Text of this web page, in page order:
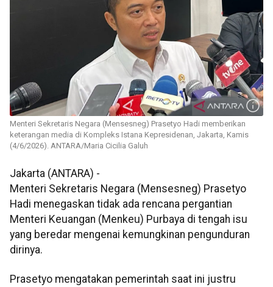
Menteri Sekretaris Negara (Mensesneg) Prasetyo Hadi memberikan
keterangan media di Kompleks Istana Kepresidenan, Jakarta, Kamis
(4/6/2026). ANTARA/Maria Cicilia Galuh
Jakarta (ANTARA) -
Menteri Sekretaris Negara (Mensesneg) Prasetyo
Hadi menegaskan tidak ada rencana pergantian
Menteri Keuangan (Menkeu) Purbaya di tengah isu
yang beredar mengenai kemungkinan pengunduran
dirinya.
Prasetyo mengatakan pemerintah saat ini justru